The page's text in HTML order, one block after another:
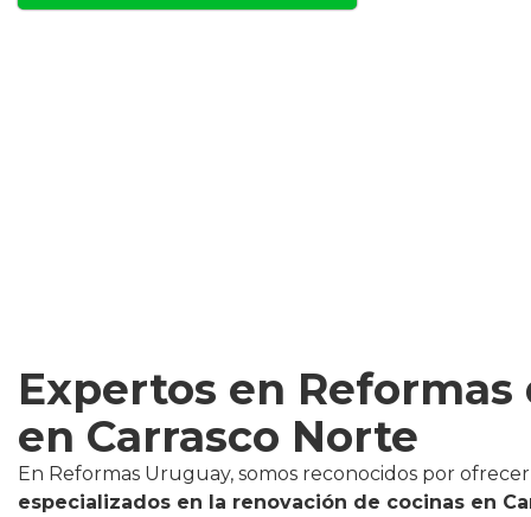
Expertos en Reformas
en Carrasco Norte
En Reformas Uruguay, somos reconocidos por ofrecer
especializados en la renovación de cocinas en